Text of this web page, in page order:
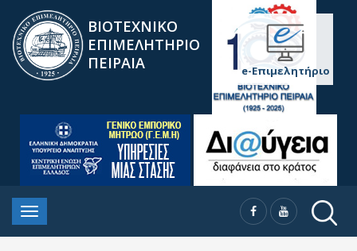
ΒΙΟΤΕΧΝΙΚΟ
ΕΠΙΜΕΛΗΤΗΡΙΟ
ΠΕΙΡΑΙΑ
e-Επιμελητήριο